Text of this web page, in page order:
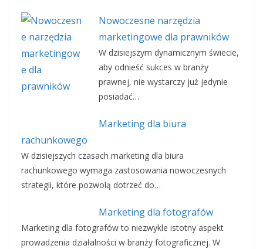
Nowoczesne narzędzia
marketingowe dla prawników
W dzisiejszym dynamicznym świecie,
aby odnieść sukces w branży
prawnej, nie wystarczy już jedynie
posiadać…
Marketing dla biura
rachunkowego
W dzisiejszych czasach marketing dla biura
rachunkowego wymaga zastosowania nowoczesnych
strategii, które pozwolą dotrzeć do…
Marketing dla fotografów
Marketing dla fotografów to niezwykle istotny aspekt
prowadzenia działalności w branży fotograficznej. W